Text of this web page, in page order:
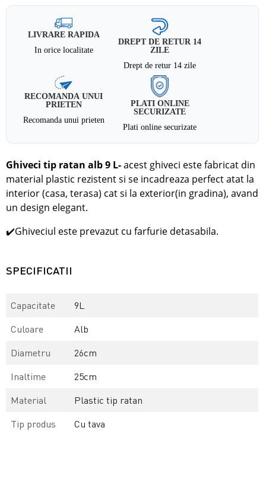
LIVRARE RAPIDA
In orice localitate
DREPT DE RETUR 14
ZILE
Drept de retur 14 zile
RECOMANDA UNUI
PRIETEN
Recomanda unui prieten
PLATI ONLINE
SECURIZATE
Plati online securizate
Ghiveci tip ratan alb 9 L-acest ghiveci este fabricat din
material plastic rezistent si se incadreaza perfectatat la
interior (casa, terasa) cat si la exterior(in gradina), avand
un design elegant.
✔️Ghiveciul este prevazut cu farfurie detasabila.
SPECIFICATII
Capacitate
9L
Culoare
Alb
Diametru
26cm
Inaltime
25cm
Material
Plastic tip ratan
Tip produs
Cu tava